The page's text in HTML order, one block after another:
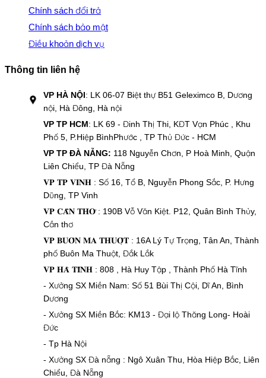
Chính sách đổi trả
Chính sách bảo mật
Điều khoản dịch vụ
Thông tin liên hệ
VP HÀ NỘI: LK 06-07 Biệt thự B51 Geleximco B, Dương
nội, Hà Đông, Hà nội
VP TP HCM: LK 69 - Đinh Thị Thi, KĐT Vạn Phúc , Khu
Phố 5, P.Hiệp BìnhPhước , TP Thủ Đức - HCM
VP TP ĐÀ NẴNG: 118 Nguyễn Chơn, P Hoà Minh, Quận
Liên Chiểu, TP Đà Nẵng
𝐕𝐏 𝐓𝐏 𝐕𝐈𝐍𝐇 : Số 16, Tổ B, Nguyễn Phong Sắc, P. Hưng
Dũng, TP Vinh
𝐕𝐏 𝐂𝐀̂̀𝐍 𝐓𝐇𝐎̛ : 190B Vỗ Văn Kiệt. P12, Quân Bình Thủy,
Cần thơ
𝐕𝐏 𝐁𝐔𝐎̂𝐍 𝐌𝐀 𝐓𝐇𝐔𝐎̣̂𝐓 : 16A Lý Tự Trọng, Tân An, Thành
phố Buôn Ma Thuột, Đắk Lắk
𝐕𝐏 𝐇𝐀̀ 𝐓𝐈̃𝐍𝐇 : 808 , Hà Huy Tập , Thành Phố Hà Tĩnh
- Xưởng SX Miền Nam: Số 51 Bùi Thị Cội, Dĩ An, Bình
Dương
- Xưởng SX Miền Bắc: KM13 - Đại lộ Thăng Long- Hoài
Đức
- Tp Hà Nội
- Xưởng SX Đà nẵng : Ngô Xuân Thu, Hòa Hiệp Bắc, Liên
Chiểu, Đà Nẵng